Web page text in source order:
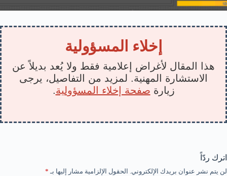
إخلاء المسؤولية
هذا المقال لأغراض إعلامية فقط ولا يُعد بديلاً عن
الاستشارة المهنية. لمزيد من التفاصيل، يرجى
زيارة صفحة إخلاء المسؤولية.
اترك ردّاً
لن يتم نشر عنوان بريدك الإلكتروني. الحقول الإلزامية مشار إليها بـ *